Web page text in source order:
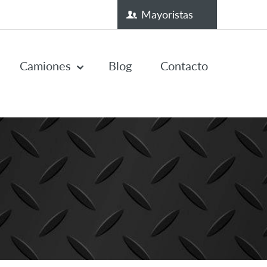
Mayoristas
Camiones Blog Contacto